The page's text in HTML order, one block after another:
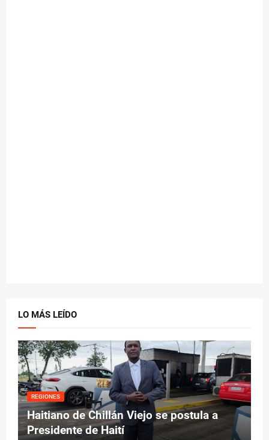
LO MÁS LEÍDO
REGIONES
Haitiano de Chillán Viejo se postula a
Presidente de Haití